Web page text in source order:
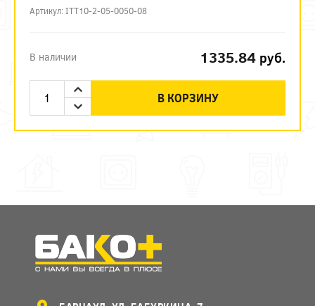
Артикул: ITT10-2-05-0050-08
В наличии 1335.84 руб.
В КОРЗИНУ